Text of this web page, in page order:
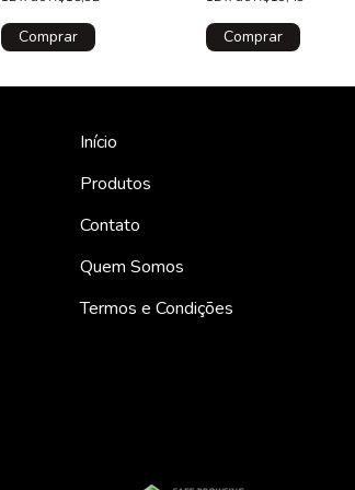
1382, N#114237
74053, com furo
Início
Produtos
Contato
Quem Somos
Termos e Condições